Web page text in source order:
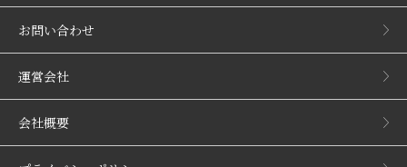
お問い合わせ
運営会社
会社概要